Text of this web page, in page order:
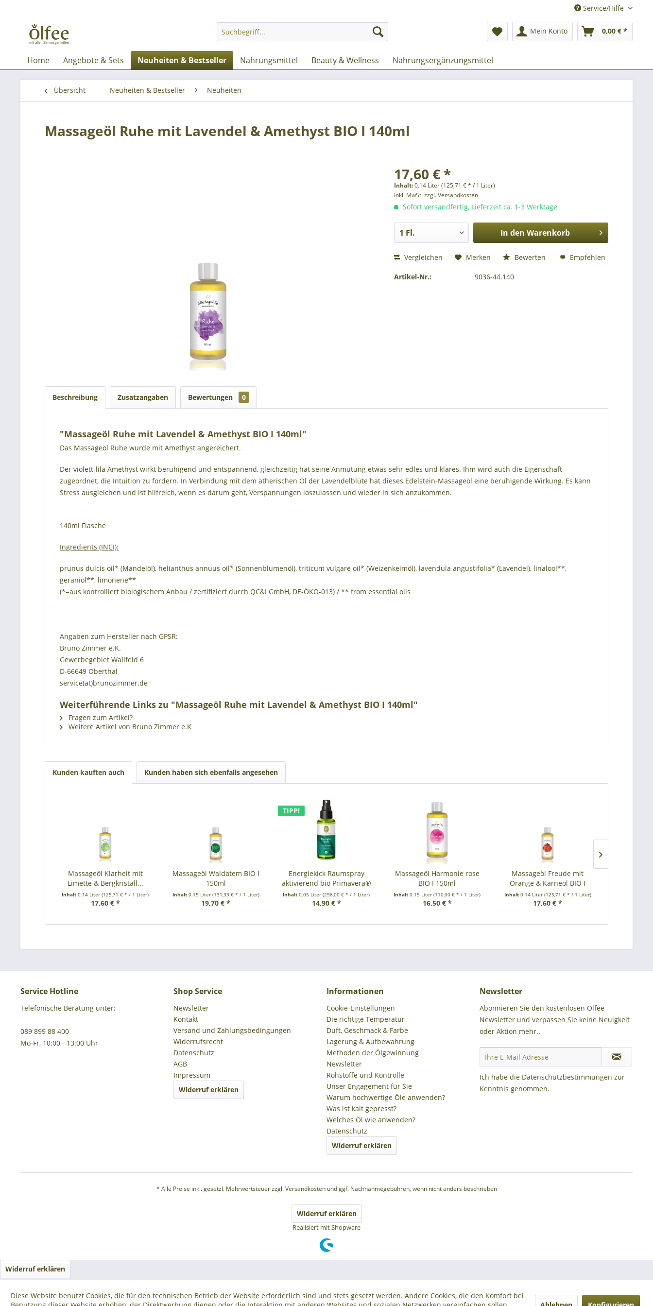
Service/Hilfe
Mein Konto 0,00 € *
Home Angebote & Sets Neuheiten & Bestseller Nahrungsmittel Beauty & Wellness Nahrungsergänzungsmittel
Übersicht Neuheiten & Bestseller Neuheiten
Massageöl Ruhe mit Lavendel & Amethyst BIO I 140ml
17,60 € *
Inhalt:0.14 Liter (125,71 € * / 1 Liter)
inkl. MwSt.zzgl. Versandkosten
Sofort versandfertig, Lieferzeit ca. 1-3 Werktage
In den Warenkorb
Vergleichen Merken Bewerten Empfehlen
Artikel-Nr.: 9036-44.140
Beschreibung Zusatzangaben Bewertungen 0
"Massageöl Ruhe mit Lavendel & Amethyst BIO I 140ml"
Das Massageöl Ruhe wurde mit Amethyst angereichert.
Der violett-lila Amethyst wirkt beruhigend und entspannend, gleichzeitig hat seine Anmutung etwas sehr edles und klares. Ihm wird auch die Eigenschaft
zugeordnet, die Intuition zu fördern. In Verbindung mit dem ätherischen Öl der Lavendelblüte hat dieses Edelstein-Massageöl eine beruhigende Wirkung. Es kann
Stress ausgleichen und ist hilfreich, wenn es darum geht, Verspannungen loszulassen und wieder in sich anzukommen.
140ml Flasche
Ingredients (INCI):
prunus dulcis oil* (Mandelöl), helianthus annuus oil* (Sonnenblumenöl), triticum vulgare oil* (Weizenkeimöl), lavendula angustifolia* (Lavendel), linalool**,
geraniol**, limonene**
(*=aus kontrolliert biologischem Anbau / zertifiziert durch QC&I GmbH, DE-ÖKO-013) / ** from essential oils
Angaben zum Hersteller nach GPSR:
Bruno Zimmer e.K.
Gewerbegebiet Wallfeld 6
D-66649 Oberthal
service(at)brunozimmer.de
Weiterführende Links zu "Massageöl Ruhe mit Lavendel & Amethyst BIO I 140ml"
Fragen zum Artikel?
Weitere Artikel von Bruno Zimmer e.K
Kunden kauften auch Kunden haben sich ebenfalls angesehen
Massageöl Klarheit mit
Limette & Bergkristall...
Inhalt0.14 Liter(125,71 € * / 1 Liter)
17,60 € *
Massageöl Waldatem BIO I
150ml
Inhalt 0.15 Liter (131,33 € * / 1 Liter)
19,70 € *
TIPP!
Energiekick Raumspray
aktivierend bio Primavera®
Inhalt0.05 Liter(298,00 € * / 1 Liter)
14,90 € *
Massageöl Harmonie rose
BIO I 150ml
Inhalt0.15 Liter(110,00 € * / 1 Liter)
16,50 € *
Massageöl Freude mit
Orange & Karneol BIO I
140ml
Inhalt 0.14 Liter (125,71 € * / 1 Liter)
17,60 € *
Service Hotline
Telefonische Beratung unter:
089 899 88 400
Mo-Fr, 10:00 - 13:00 Uhr
Shop Service
Newsletter
Kontakt
Versand und Zahlungsbedingungen
Widerrufsrecht
Datenschutz
AGB
Impressum
Widerruf erklären
Informationen
Cookie-Einstellungen
Die richtige Temperatur
Duft, Geschmack & Farbe
Lagerung & Aufbewahrung
Methoden der Ölgewinnung
Newsletter
Rohstoffe und Kontrolle
Unser Engagement für Sie
Warum hochwertige Öle anwenden?
Was ist kalt gepresst?
Welches Öl wie anwenden?
Datenschutz
Widerruf erklären
Newsletter
Abonnieren Sie den kostenlosen Ölfee
Newsletter und verpassen Sie keine Neuigkeit
oder Aktion mehr..
Ich habe die Datenschutzbestimmungen zur
Kenntnis genommen.
* Alle Preise inkl. gesetzl. Mehrwertsteuer zzgl.Versandkostenund ggf. Nachnahmegebühren, wenn nicht anders beschrieben
Widerruf erklären
Realisiert mit Shopware
Diese Website benutzt Cookies, die für den technischen Betrieb der Website erforderlich sind und stets gesetzt werden. Andere Cookies, die den Komfort bei
Widerruf erklären